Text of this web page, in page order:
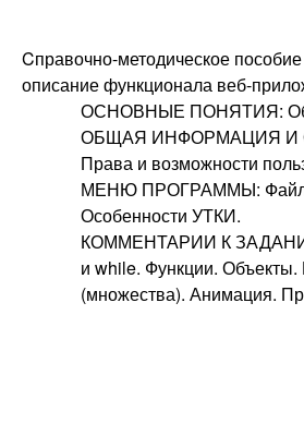
Cправочно-методическое
описание функционала веб-
ОСНОВНЫЕ ПОНЯТИЯ:
ОБЩАЯ ИНФОРМАЦИЯ И
Права и возможности
МЕНЮ ПРОГРАММЫ: Файл.
Особенности УТКИ.
КОММЕНТАРИИ К
и while. Функции.
(множества). Анимация.